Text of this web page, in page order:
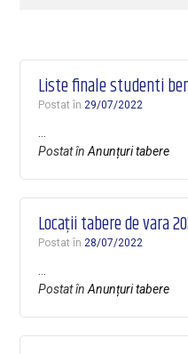
Liste finale studenti
Postat în29/07/2022
Postat înAnunțuri tabere
Locații tabere de vara
Postat în28/07/2022
Postat înAnunțuri tabere